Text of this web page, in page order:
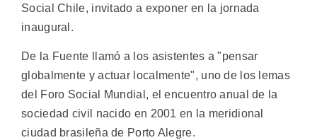
Social Chile, invitado a exponer en la jornada
inaugural.
De la Fuente llamó a los asistentes a "pensar
globalmente y actuar localmente", uno de los lemas
del Foro Social Mundial, el encuentro anual de la
sociedad civil nacido en 2001 en la meridional
ciudad brasileña de Porto Alegre.